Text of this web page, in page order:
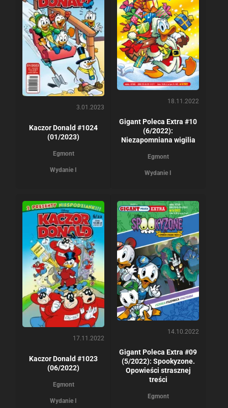
3.01.2023
Kaczor Donald #1024
(01/2023)
Egmont
Wydanie I
18.11.2022
Gigant Poleca Extra #10
(6/2022):
Niezapomniana wigilia
Egmont
Wydanie I
17.11.2022
Kaczor Donald #1023
(06/2022)
Egmont
Wydanie I
14.10.2022
Gigant Poleca Extra #09
(5/2022): Spookyzone.
Opowieści strasznej
treści
Egmont